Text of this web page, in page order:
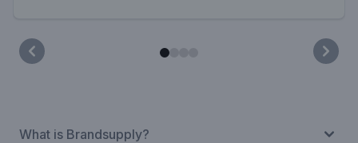
What is Brandsupply?